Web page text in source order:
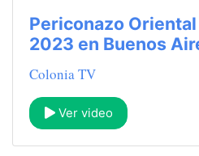
Periconazo Oriental
2023 en Buenos
Colonia TV
Ver video